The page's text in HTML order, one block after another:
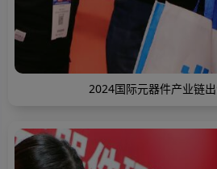
2024国际元器件产业链